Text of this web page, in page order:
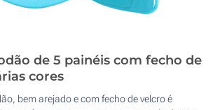
de 5 painéis com fecho de
cores
bem arejado e com fecho de velcro é